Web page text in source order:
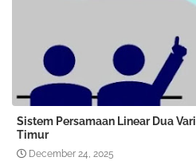
Sistem Persamaan Linear Dua
Timur
December 24, 2025